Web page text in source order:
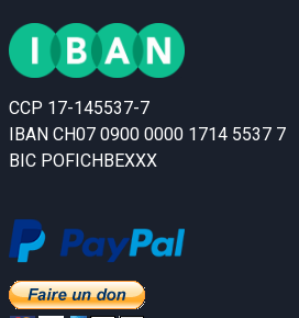
CCP 17-145537-7
IBAN CH07 0900 0000 1714 5537 7
BIC POFICHBEXXX